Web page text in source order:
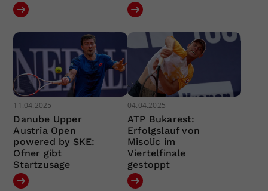
11.04.2025
Danube Upper
Austria Open
powered by SKE:
Ofner gibt
Startzusage
04.04.2025
ATP Bukarest:
Erfolgslauf von
Misolic im
Viertelfinale
gestoppt